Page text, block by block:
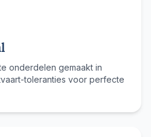
onderdelen gemaakt in
toleranties voor perfecte